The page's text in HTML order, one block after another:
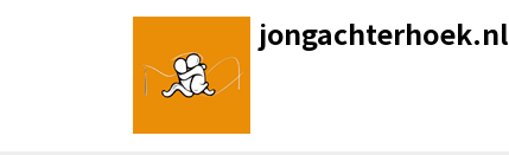
jongachterhoek.nl